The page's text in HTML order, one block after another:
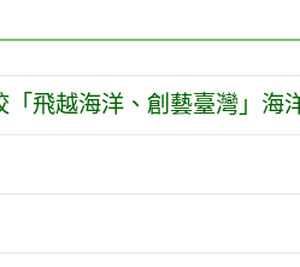
飛越海洋、創藝臺灣」海